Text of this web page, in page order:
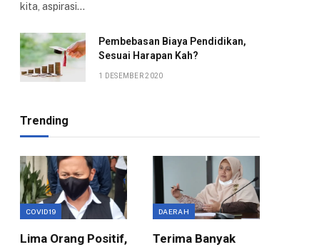
kita, aspirasi…
Pembebasan Biaya Pendidikan,
Sesuai Harapan Kah?
1 DESEMBER 2020
Trending
COVID19
Lima Orang Positif,
DAERAH
Terima Banyak